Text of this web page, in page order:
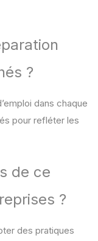
?
dans chaque
pour refléter les
de ce
?
des pratiques